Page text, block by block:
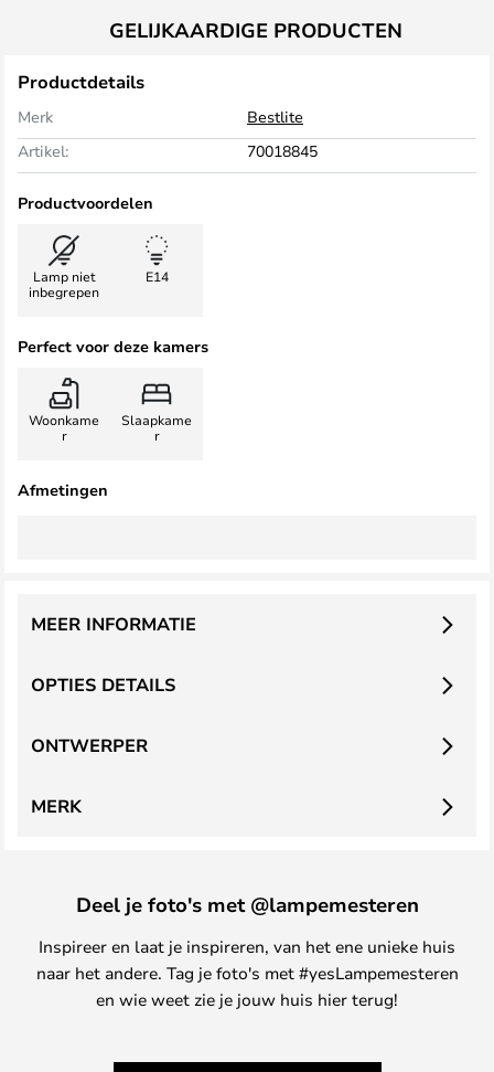
GELIJKAARDIGE PRODUCTEN
Productdetails
Merk
Bestlite
Artikel:
70018845
Productvoordelen
Lamp niet
inbegrepen
E14
Perfect voor deze kamers
Woonkame
r
Slaapkame
r
Afmetingen
OPTIES DETAILS
MEER INFORMATIE
ONTWERPER
MERK
Deel je foto's met @lampemesteren
Inspireer en laat je inspireren, van het ene unieke huis
naar het andere. Tag je foto's met #yesLampemesteren
en wie weet zie je jouw huis hier terug!